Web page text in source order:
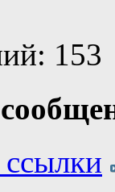
153